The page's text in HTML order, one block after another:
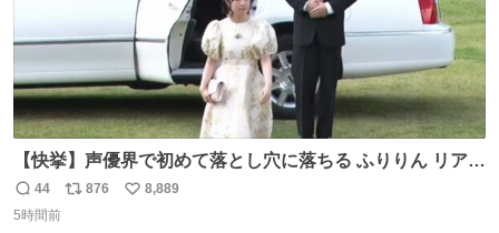
【快挙】声優界で初めて落とし穴に落ちる ふりりん リアク
返
信
44
リ
876
い
8,889
5時間前